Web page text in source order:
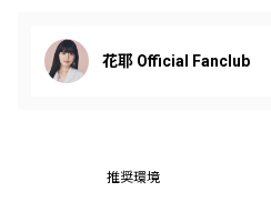
花耶 Official Fanclub
推奨環境